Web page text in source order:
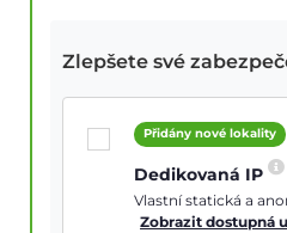
Zlepšete své
Přidány nové lokality
Dedikovaná IP
Vlastní statická a
Zobrazit dostupná